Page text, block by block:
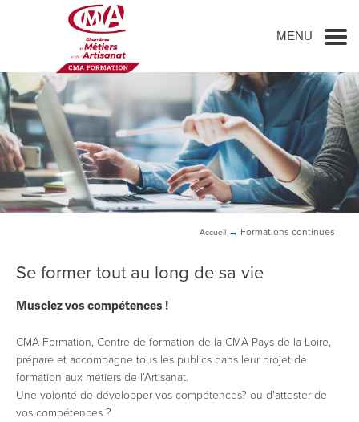
Go to main content
MENU
Accueil → Formations continues
Se former tout au long de sa vie
Musclez vos compétences !
CMA Formation, Centre de formation de la CMA Pays de la Loire,
prépare et accompagne tous les publics dans leur projet de
formation aux métiers de l’Artisanat.
Une volonté de développer vos compétences? ou d'attester de
vos compétences ?